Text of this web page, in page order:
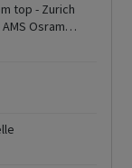
top - Zurich
Osram